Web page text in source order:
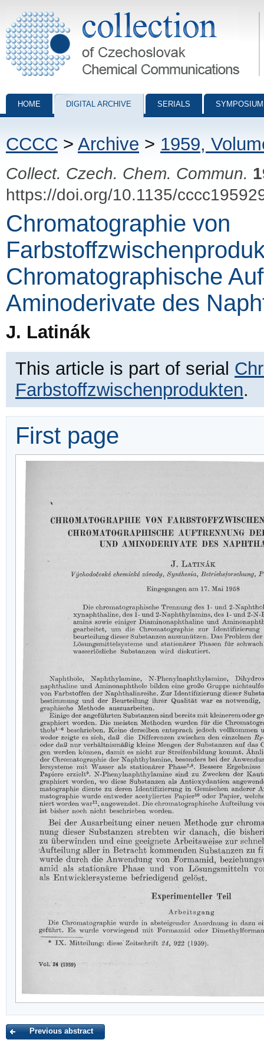
Collection of Czechoslovak Chemical Communications - digital
HOME DIGITAL ARCHIVE SERIALS
CCCC > Archive > 1959,
Collect. Czech. Chem. Commun.
https://doi.org/10.1135/
Chromatographie von
Chromatographische
Aminoderivate des
J. Latinák
This article is part of serial
Farbstoffzwischenprodukten.
First page
Previous abstract